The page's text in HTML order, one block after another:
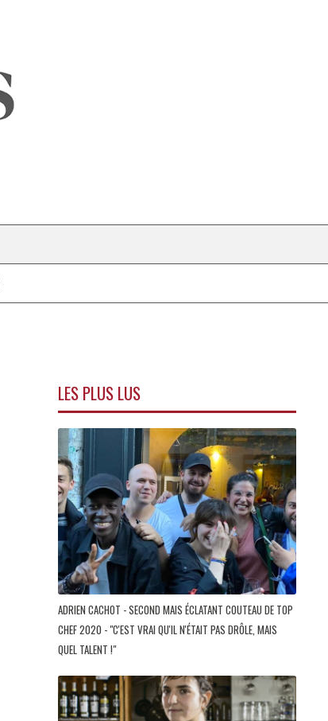
LES PLUS LUS
ADRIEN CACHOT - SECOND MAIS ÉCLATANT COUTEAU DE TOP
CHEF 2020 - "C'EST VRAI QU'IL N'ÉTAIT PAS DRÔLE, MAIS
QUEL TALENT !"